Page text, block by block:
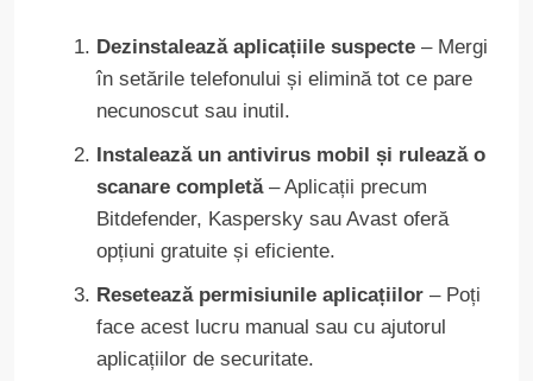
Dezinstalează aplicațiile suspecte– Mergi
în setările telefonului și elimină tot ce pare
necunoscut sau inutil.
Instalează un antivirus mobil și rulează o
scanare completă– Aplicații precum
Bitdefender, Kaspersky sau Avast oferă
opțiuni gratuite și eficiente.
Resetează permisiunile aplicațiilor– Poți
face acest lucru manual sau cu ajutorul
aplicațiilor de securitate.